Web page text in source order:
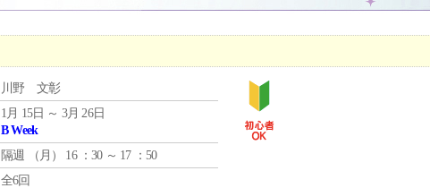
川野 文彰
1月 15日 ～ 3月 26日
B Week
隔週 （ 月 ） 16 ：30 ～ 17 ：50
全6回